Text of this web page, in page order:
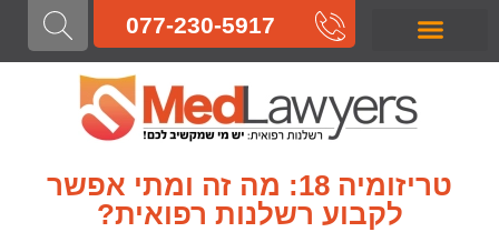
077-230-5917
טריזומיה 18: מה זה ומתי אפשר
לקבוע רשלנות רפואית?